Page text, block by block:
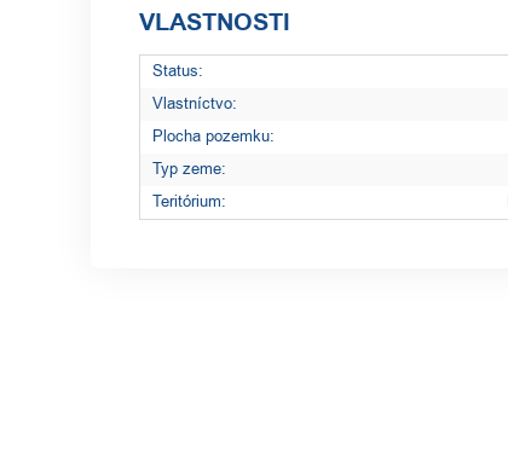
VLASTNOSTI
Status:
Vlastníctvo:
Plocha pozemku:
Typ zeme:
Teritórium: